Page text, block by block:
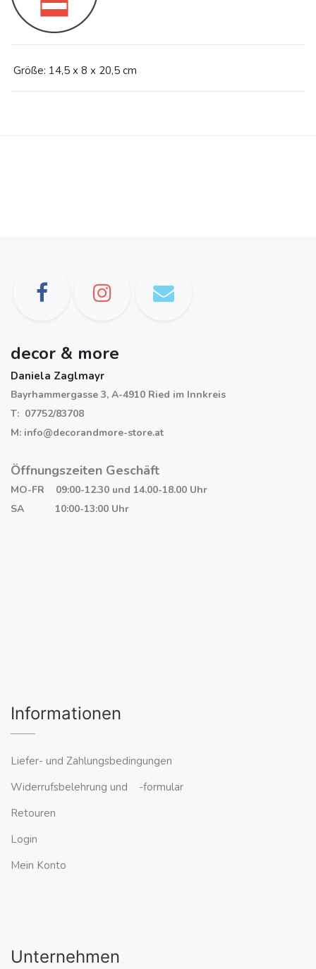
Größe: 14,5 x 8 x 20,5 cm
decor & more
Daniela Zaglmayr
Bayrhammergasse 3, A-4910 Ried im Innkreis
T: 07752/83708
M: info@decorandmore-store.at
Öffnungszeiten Geschäft
MO-FR 09:00-12.30 und 14.00-18.00 Uhr
SA 10:00-13:00 Uhr
Informationen
Liefer- und Zahlungsbedingungen
Widerrufsbelehrung und -formular
Retouren
Login
Mein Konto
Unternehmen